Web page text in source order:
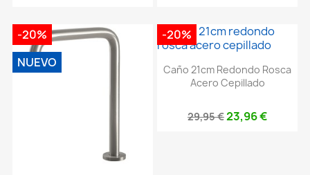
-20%
NUEVO
Caño 21cm Redondo Rosca
Acero Cepillado
29,95 €23,96 €
-20%